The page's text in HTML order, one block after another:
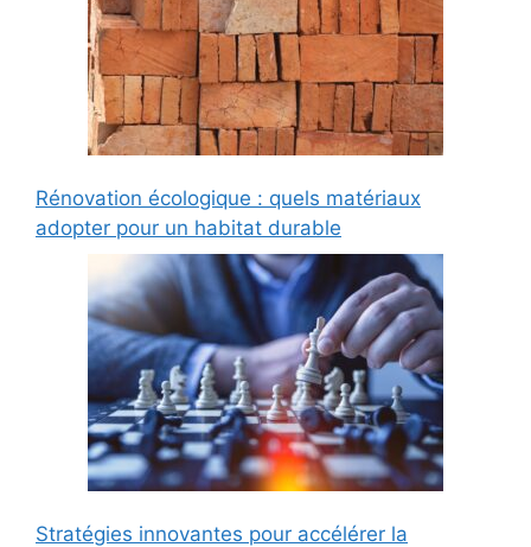
Rénovation écologique : quels matériaux
adopter pour un habitat durable
Stratégies innovantes pour accélérer la